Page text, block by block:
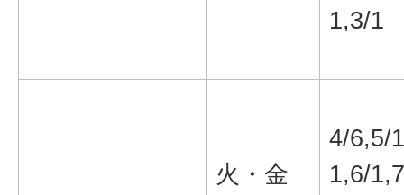
1,3/1
火・金
4/6,5/1
1,6/